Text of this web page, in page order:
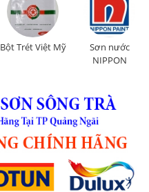
Bột Trét Việt Mỹ
Sơn nước
NIPPON